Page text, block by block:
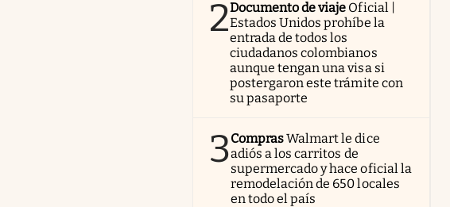
2Documento de viaje Oficial |
Estados Unidos prohíbe la
entrada de todos los
ciudadanos colombianos
aunque tengan una visa si
postergaron este trámite con
su pasaporte
3ComprasWalmart le dice
adiós a los carritos de
supermercado y hace oficial la
remodelación de 650 locales
en todo el país